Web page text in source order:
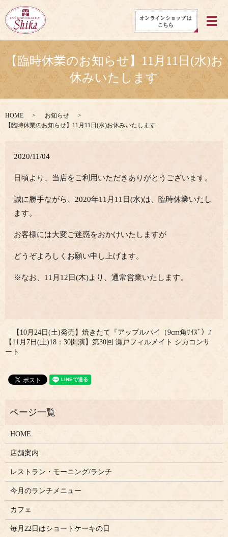
メ
【臨時休業のお知らせ】11月11日(水)お
休みいたします
HOME
お知らせ
【臨時休業のお知らせ】11月11日(水)お休みいたします
2020/11/04
日頃より、当店をご利用いただきありがとうございます。
誠に勝手ながら、2020年11月11日(水)は、臨時休業いたし
ます。
お客様には大変ご迷惑をおかけいたしますが
どうぞよろしくお願い申し上げます。
※なお、11月12日(木)より、通常営業いたします。
【10月24日(土)発売】焼きたて『アップルパイ（9cm角ｻｲｽﾞ）』
【11月7日(土)18：30開演】第30回 瀬戸フィルメイト シカコンサ
ート
HOME
店舗案内
レストラン・モーニング/ランチ
今月のランチメニュー
カフェ
毎月22日はショートケーキの日